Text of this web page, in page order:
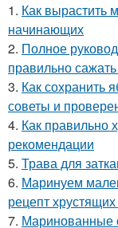
1. Как вырастить
начинающих
2. Полное
правильно
3. Как сохранить
советы и
4. Как правильно
рекомендации
5. Трава для
6. Маринуем
рецепт
7. Маринованные